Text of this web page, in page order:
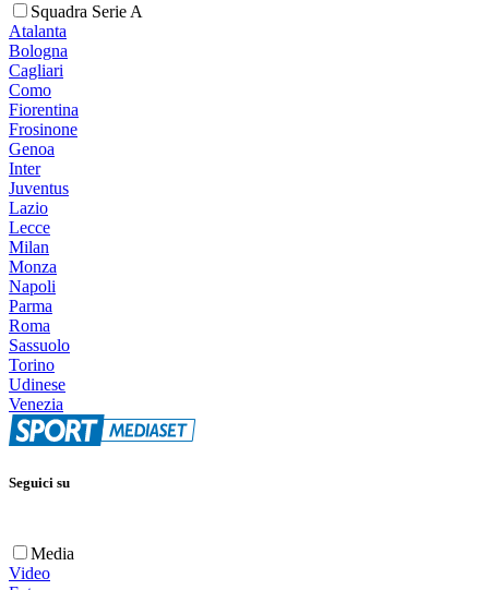
Squadra Serie A
Atalanta
Bologna
Cagliari
Como
Fiorentina
Frosinone
Genoa
Inter
Juventus
Lazio
Lecce
Milan
Monza
Napoli
Parma
Roma
Sassuolo
Torino
Udinese
Venezia
Seguici su
Media
Video